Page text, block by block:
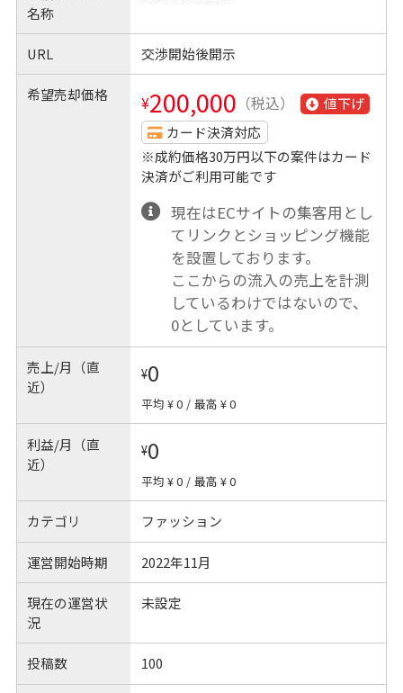
名称
URL 交渉開始後開示
希望売却価格 ¥200,000 （税込）
値下げ
カード決済対応
※成約価格30万円以下の案件はカード
決済がご利用可能です
現在はECサイトの集客用とし
てリンクとショッピング機能
を設置しております。
ここからの流入の売上を計測
しているわけではないので、
0としています。
売上/月（直
近）
¥0
平均 ¥ 0 / 最高 ¥ 0
利益/月（直
近）
¥0
平均 ¥ 0 / 最高 ¥ 0
カテゴリ ファッション
運営開始時期 2022年11月
現在の運営状
況
未設定
投稿数 100